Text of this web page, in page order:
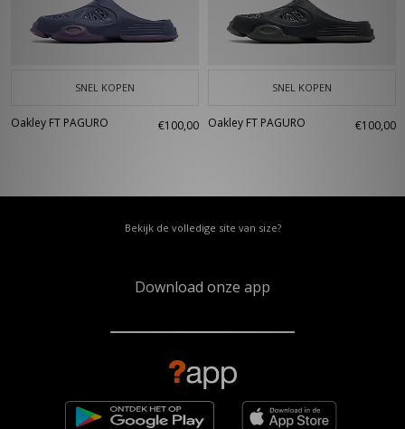
SNEL KOPEN
Oakley FT PAGURO €100,00
SNEL KOPEN
Oakley FT PAGURO €100,00
Bekijk de volledige site van size?
Download onze app